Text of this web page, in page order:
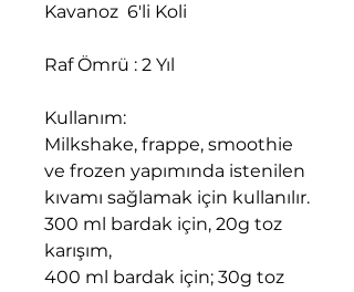
Kavanoz 6'li Koli
Raf Ömrü : 2 Yıl
Kullanım:
Milkshake, frappe, smoothie
ve frozen yapımında istenilen
kıvamı sağlamak için kullanılır.
300 ml bardak için, 20g toz
karışım,
400 ml bardak için; 30g toz